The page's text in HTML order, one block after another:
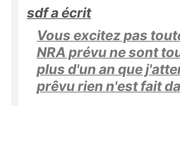
sdf a écrit
Vous excitez pas
NRA prévu ne sont
plus d'un an que
prêvu rien n'est fait